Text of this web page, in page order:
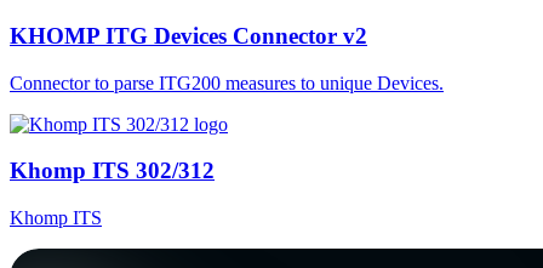
KHOMP ITG Devices Connector v2
Connector to parse ITG200 measures to unique Devices.
Khomp ITS 302/312
Khomp ITS